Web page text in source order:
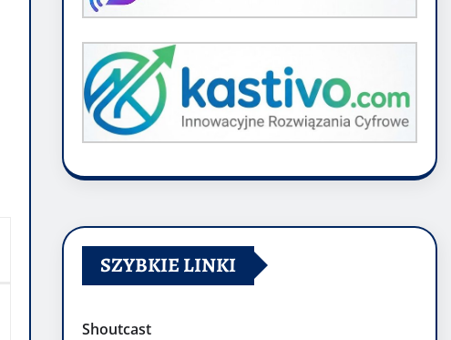
SZYBKIE LINKI
Shoutcast